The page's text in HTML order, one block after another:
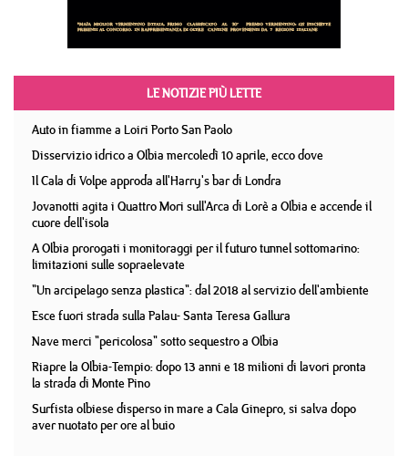
LE NOTIZIE PIÙ LETTE
Auto in fiamme a Loiri Porto San Paolo
Disservizio idrico a Olbia mercoledì 10 aprile, ecco dove
Il Cala di Volpe approda all'Harry's bar di Londra
Jovanotti agita i Quattro Mori sull'Arca di Lorè a Olbia e accende il
cuore dell'isola
A Olbia prorogati i monitoraggi per il futuro tunnel sottomarino:
limitazioni sulle sopraelevate
"Un arcipelago senza plastica": dal 2018 al servizio dell'ambiente
Esce fuori strada sulla Palau- Santa Teresa Gallura
Nave merci "pericolosa" sotto sequestro a Olbia
Riapre la Olbia-Tempio: dopo 13 anni e 18 milioni di lavori pronta
la strada di Monte Pino
Surfista olbiese disperso in mare a Cala Ginepro, si salva dopo
aver nuotato per ore al buio